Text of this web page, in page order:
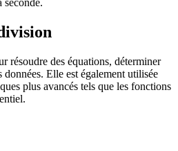
seconde.
résoudre des équations, déterminer
données. Elle est également utilisée
plus avancés tels que les fonctions